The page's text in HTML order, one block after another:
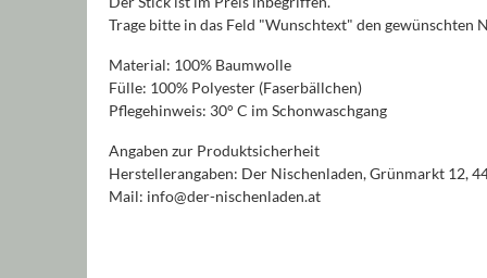
Trage bitte in das Feld "Wunschtext" den gewünschten
Material: 100% Baumwolle
Fülle: 100% Polyester (Faserbällchen)
Pflegehinweis: 30° C im Schonwaschgang
Angaben zur Produktsicherheit
Herstellerangaben: Der Nischenladen, Grünmarkt 12,
Mail: info@der-nischenladen.at